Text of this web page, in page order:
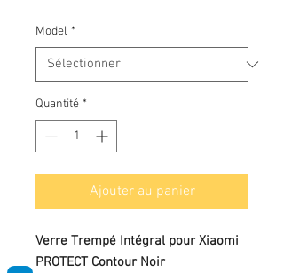
Model *
Quantité *
Ajouter au panier
Verre Trempé Intégral pour Xiaomi
PROTECT Contour Noir